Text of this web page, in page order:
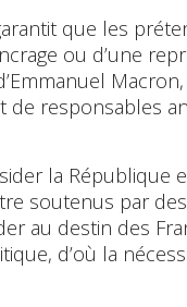
que les
ou d’une
de responsables
la République
soutenus par
au destin des
d’où la